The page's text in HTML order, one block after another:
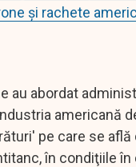
şi rachete
au abordat
americană
pe care se află
în condiţiile în